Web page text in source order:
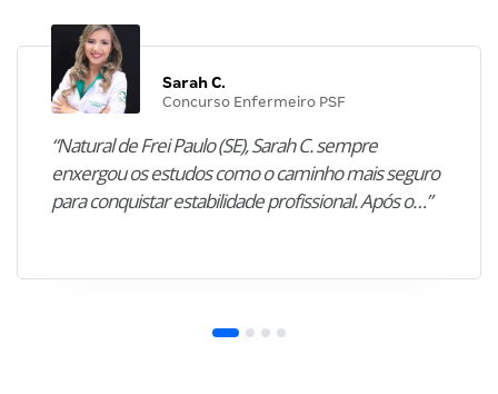
Sarah C.
Concurso Enfermeiro PSF
“Natural de Frei Paulo (SE), Sarah C. sempre
enxergou os estudos como o caminho mais seguro
para conquistar estabilidade profissional. Após o…”